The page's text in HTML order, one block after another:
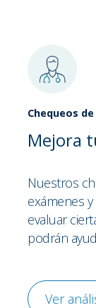
Chequeos
Mejora
Nuestros
exámenes
evaluar
podrán
Ver